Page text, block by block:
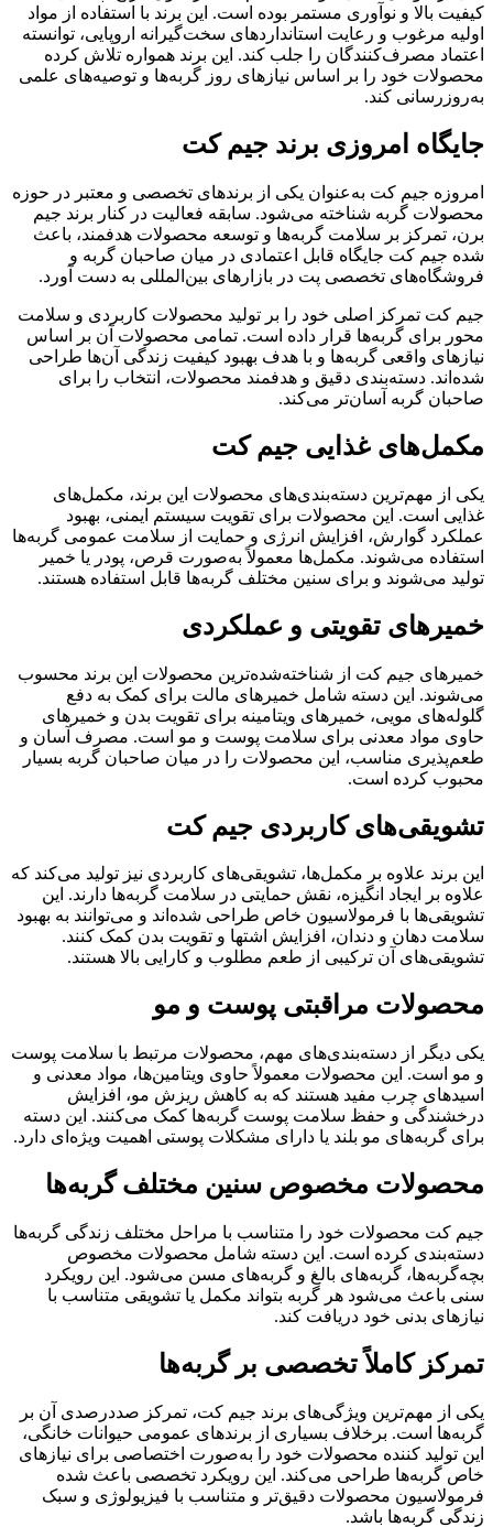
کیفیت بالا و نوآوری مستمر بوده است. این برند با استفاده از مواد
اولیه مرغوب و رعایت استانداردهای سخت‌گیرانه اروپایی، توانسته
اعتماد مصرف‌کنندگان را جلب کند. این برند همواره تلاش کرده
محصولات خود را بر اساس نیازهای روز گربه‌ها و توصیه‌های علمی
به‌روزرسانی کند.
جایگاه امروزی برند جیم کت
امروزه جیم کت به‌عنوان یکی از برندهای تخصصی و معتبر در حوزه
محصولات گربه شناخته می‌شود. سابقه فعالیت در کنار برند جیم
برن، تمرکز بر سلامت گربه‌ها و توسعه محصولات هدفمند، باعث
شده جیم کت جایگاه قابل اعتمادی در میان صاحبان گربه و
فروشگاه‌های تخصصی پت در بازارهای بین‌المللی به دست آورد.
جیم کت تمرکز اصلی خود را بر تولید محصولات کاربردی و سلامت‌
محور برای گربه‌ها قرار داده است. تمامی محصولات آن بر اساس
نیازهای واقعی گربه‌ها و با هدف بهبود کیفیت زندگی آن‌ها طراحی
شده‌اند. دسته‌بندی دقیق و هدفمند محصولات، انتخاب را برای
صاحبان گربه آسان‌تر می‌کند.
مکمل‌های غذایی جیم کت
یکی از مهم‌ترین دسته‌بندی‌های محصولات این برند، مکمل‌های
غذایی است. این محصولات برای تقویت سیستم ایمنی، بهبود
عملکرد گوارش، افزایش انرژی و حمایت از سلامت عمومی گربه‌ها
استفاده می‌شوند. مکمل‌ها معمولاً به‌صورت قرص، پودر یا خمیر
تولید می‌شوند و برای سنین مختلف گربه‌ها قابل استفاده هستند.
خمیرهای تقویتی و عملکردی
خمیرهای جیم کت از شناخته‌شده‌ترین محصولات این برند محسوب
می‌شوند. این دسته شامل خمیرهای مالت برای کمک به دفع
گلوله‌های مویی، خمیرهای ویتامینه برای تقویت بدن و خمیرهای
حاوی مواد معدنی برای سلامت پوست و مو است. مصرف آسان و
طعم‌پذیری مناسب، این محصولات را در میان صاحبان گربه بسیار
محبوب کرده است.
تشویقی‌های کاربردی جیم کت
این برند علاوه بر مکمل‌ها، تشویقی‌های کاربردی نیز تولید می‌کند که
علاوه بر ایجاد انگیزه، نقش حمایتی در سلامت گربه‌ها دارند. این
تشویقی‌ها با فرمولاسیون خاص طراحی شده‌اند و می‌توانند به بهبود
سلامت دهان و دندان، افزایش اشتها و تقویت بدن کمک کنند.
تشویقی‌های آن ترکیبی از طعم مطلوب و کارایی بالا هستند.
محصولات مراقبتی پوست و مو
یکی دیگر از دسته‌بندی‌های مهم، محصولات مرتبط با سلامت پوست
و مو است. این محصولات معمولاً حاوی ویتامین‌ها، مواد معدنی و
اسیدهای چرب مفید هستند که به کاهش ریزش مو، افزایش
درخشندگی و حفظ سلامت پوست گربه‌ها کمک می‌کنند. این دسته
برای گربه‌های مو‌ بلند یا دارای مشکلات پوستی اهمیت ویژه‌ای دارد.
محصولات مخصوص سنین مختلف گربه‌ها
جیم کت محصولات خود را متناسب با مراحل مختلف زندگی گربه‌ها
دسته‌بندی کرده است. این دسته شامل محصولات مخصوص
بچه‌گربه‌ها، گربه‌های بالغ و گربه‌های مسن می‌شود. این رویکرد
سنی باعث می‌شود هر گربه بتواند مکمل یا تشویقی متناسب با
نیازهای بدنی خود دریافت کند.
تمرکز کاملاً تخصصی بر گربه‌ها
یکی از مهم‌ترین ویژگی‌های برند جیم کت، تمرکز صددرصدی آن بر
گربه‌ها است. برخلاف بسیاری از برندهای عمومی حیوانات خانگی،
این تولید کننده محصولات خود را به‌صورت اختصاصی برای نیازهای
خاص گربه‌ها طراحی می‌کند. این رویکرد تخصصی باعث شده
فرمولاسیون محصولات دقیق‌تر و متناسب با فیزیولوژی و سبک
زندگی گربه‌ها باشد.